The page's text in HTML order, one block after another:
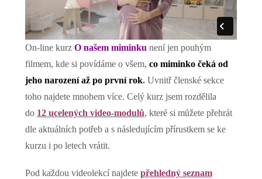
On-line kurz O našem miminku není jen pouhým
filmem, kde si povídáme o všem, co miminko čeká od
jeho narození až po první rok.Uvnitř členské sekce
toho najdete mnohem více. Celý kurz jsem rozdělila
do 12 ucelených video-modulů, které si můžete přehrát
dle aktuálních potřeb a s následujícím přírustkem se ke
kurzu i po letech vrátit.
Pod každou videolekcí najdete přehledný seznam